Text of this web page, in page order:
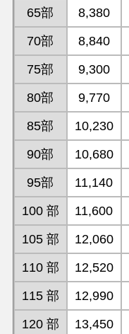
65部
8,380
70部
8,840
75部
9,300
80部
9,770
85部
10,230
90部
10,680
95部
11,140
100 部
11,600
105 部
12,060
110 部
12,520
115 部
12,990
120 部
13,450